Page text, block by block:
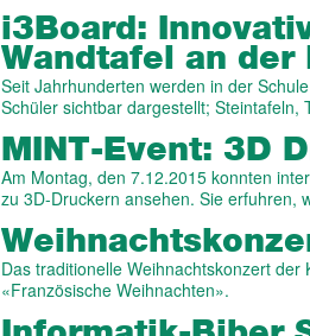
i3Board:
Wand­tafel an der
Seit Jahrhunderten werden in der
Schüler sichtbar dargestellt; Steintafeln,
MINT-Event: 3D
Am Montag, den 7.12.2015 konnten
zu 3D-Druckern ansehen. Sie erfuhren,
Das traditionelle Weihnachtskonzert
«Französische Weihnachten».